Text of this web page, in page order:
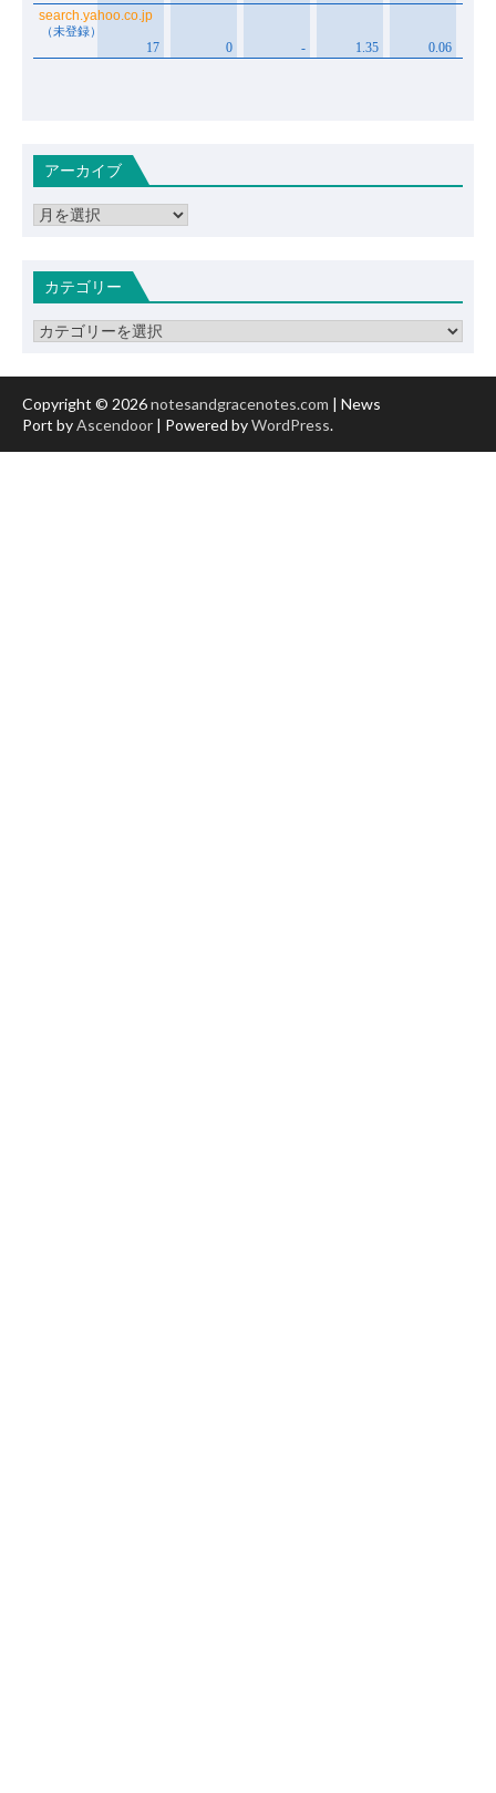
アーカイブ
ア
イ
ブ
カテゴリー
カ
ー
Copyright © 2026notesandgracenotes.com | News
Port byAscendoor | Powered byWordPress.